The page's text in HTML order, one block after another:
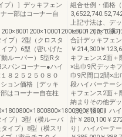
）］デッキフェン
ー部はコーナー自
プ）2型（クロスタ
プ）6型（密いげた
ルーバー）5型Rタ
パンコーナー●ハイ
８２５２５０８０
ョン価格［デッキ
はコーナー自在柱
プ）3型（横ルーバ
イプ）8型（横スリ
組合せ例・価格
上記寸法は、デ
セット（たて張
合計デッキフェ
￥214,300￥
キフェンス2面＋
×出巾9尺デッキ
巾9尺間口2間×出
段ハイパーテー
キフェンス2面＋
納まりその他デ
（たて張り）ハ
計￥280,100￥
り）ハイパーテ